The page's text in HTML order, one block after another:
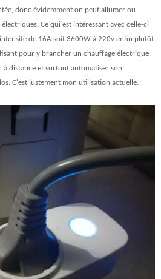
donc évidemment on peut allumer ou
Ce qui est intéressant avec celle-ci
de 16A soit 3600W à 220v enfin plutôt
pour y brancher un chauffage électrique
distance et surtout automatiser son
C'est justement mon utilisation actuelle.